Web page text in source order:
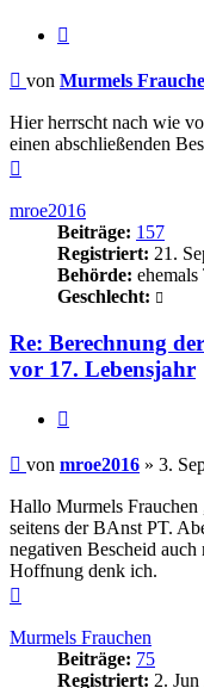
Beitrag
von Murmels
Hier herrscht nach wie
einen abschließenden
mroe2016
Beiträge: 157
Registriert: 21.
Behörde: ehemals
Geschlecht:
Re: Berechnung
vor 17. Lebensjahr
Beitrag
von mroe2016 » 3.
Hallo Murmels
seitens der BAnst PT.
negativen Bescheid
Hoffnung denk ich.
Murmels Frauchen
Beiträge: 75
Registriert: 2.